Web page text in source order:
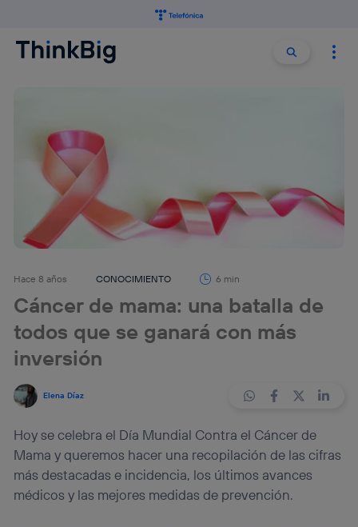
Buscar
Hace 8 años CONOCIMIENTO 6 min
Cáncer de mama: una batalla de
todos que se ganará con más
inversión
Elena Díaz
Hoy se celebra el Día Mundial Contra el Cáncer de
Mama y queremos hacer una recopilación de las cifras
más destacadas e incidencia, los últimos avances
médicos y las mejores medidas de prevención.